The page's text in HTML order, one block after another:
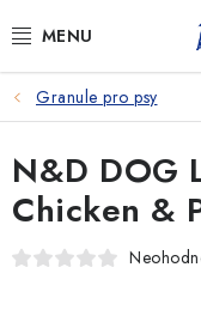
na
PSI
KOČKY
KONĚ
Granule pro psy
N&D DOG
Chicken &